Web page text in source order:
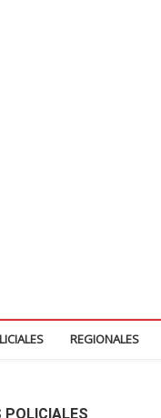
REGIONALES
POLICIALES